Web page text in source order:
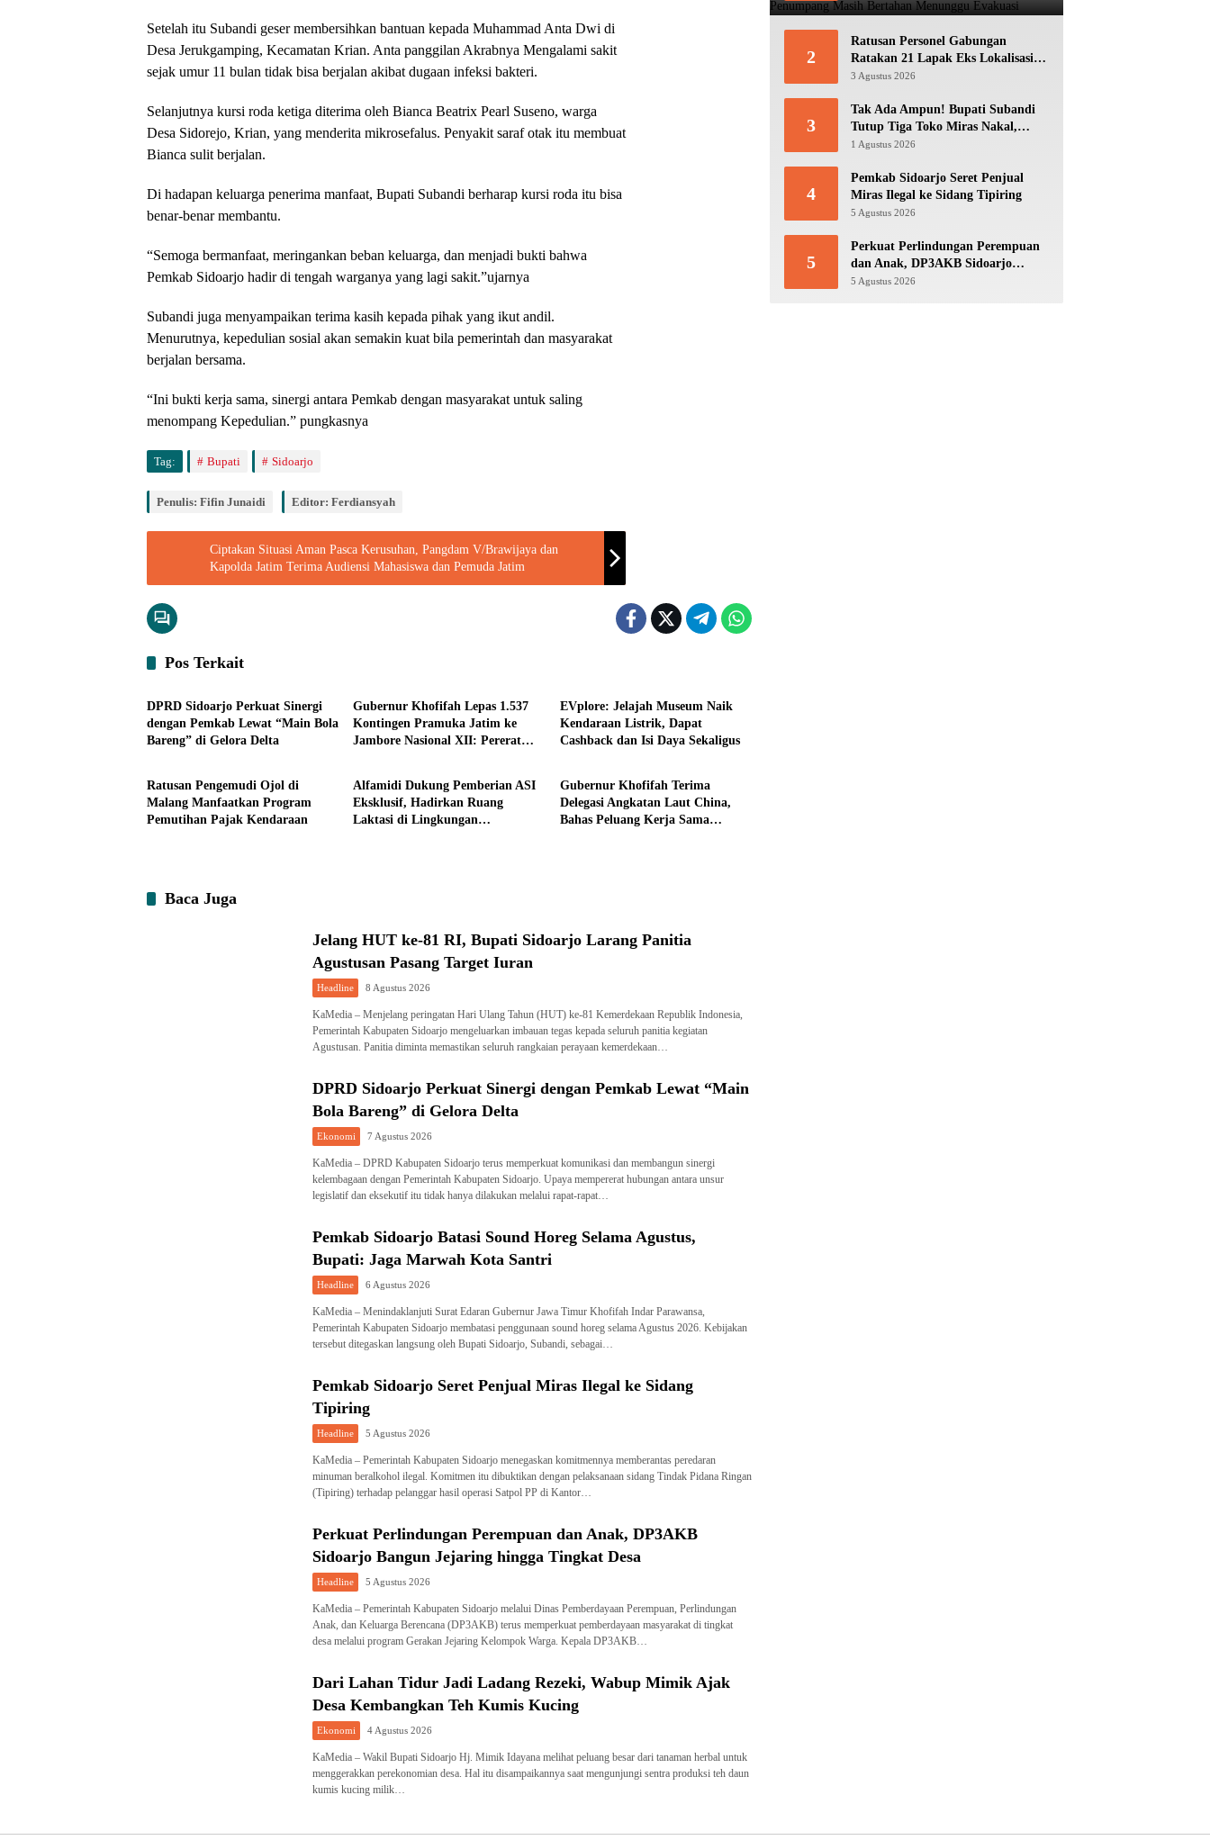
Setelah itu Subandi geser membersihkan bantuan kepada Muhammad Anta Dwi di
Desa Jerukgamping, Kecamatan Krian. Anta panggilan Akrabnya Mengalami sakit
sejak umur 11 bulan tidak bisa berjalan akibat dugaan infeksi bakteri.
Selanjutnya kursi roda ketiga diterima oleh Bianca Beatrix Pearl Suseno, warga
Desa Sidorejo, Krian, yang menderita mikrosefalus. Penyakit saraf otak itu membuat
Bianca sulit berjalan.
Di hadapan keluarga penerima manfaat, Bupati Subandi berharap kursi roda itu bisa
benar-benar membantu.
“Semoga bermanfaat, meringankan beban keluarga, dan menjadi bukti bahwa
Pemkab Sidoarjo hadir di tengah warganya yang lagi sakit.”ujarnya
Subandi juga menyampaikan terima kasih kepada pihak yang ikut andil.
Menurutnya, kepedulian sosial akan semakin kuat bila pemerintah dan masyarakat
berjalan bersama.
“Ini bukti kerja sama, sinergi antara Pemkab dengan masyarakat untuk saling
menompang Kepedulian.” pungkasnya
Tag: Bupati Sidoarjo
Penulis: Fifin Junaidi Editor: Ferdiansyah
Ciptakan Situasi Aman Pasca Kerusuhan, Pangdam V/Brawijaya dan
Kapolda Jatim Terima Audiensi Mahasiswa dan Pemuda Jatim
Pos Terkait
Ekonomi
DPRD Sidoarjo Perkuat Sinergi
dengan Pemkab Lewat “Main Bola
Bareng” di Gelora Delta
Gubernur Khofifah Lepas 1.537
Kontingen Pramuka Jatim ke
Jambore Nasional XII: Pererat
Nasionalisme
EVplore: Jelajah Museum Naik
Kendaraan Listrik, Dapat
Cashback dan Isi Daya Sekaligus
Ekonomi
Ratusan Pengemudi Ojol di
Malang Manfaatkan Program
Pemutihan Pajak Kendaraan
Alfamidi Dukung Pemberian ASI
Eksklusif, Hadirkan Ruang
Laktasi di Lingkungan
Gubernur Khofifah Terima
Delegasi Angkatan Laut China,
Bahas Peluang Kerja Sama
Baca Juga
Jelang HUT ke-81 RI, Bupati Sidoarjo Larang Panitia
Agustusan Pasang Target Iuran
Headline 8 Agustus 2026
KaMedia – Menjelang peringatan Hari Ulang Tahun (HUT) ke-81 Kemerdekaan Republik Indonesia,
Pemerintah Kabupaten Sidoarjo mengeluarkan imbauan tegas kepada seluruh panitia kegiatan
Agustusan. Panitia diminta memastikan seluruh rangkaian perayaan kemerdekaan…
DPRD Sidoarjo Perkuat Sinergi dengan Pemkab Lewat “Main
Bola Bareng” di Gelora Delta
Ekonomi 7 Agustus 2026
KaMedia – DPRD Kabupaten Sidoarjo terus memperkuat komunikasi dan membangun sinergi
kelembagaan dengan Pemerintah Kabupaten Sidoarjo. Upaya mempererat hubungan antara unsur
legislatif dan eksekutif itu tidak hanya dilakukan melalui rapat-rapat…
Pemkab Sidoarjo Batasi Sound Horeg Selama Agustus,
Bupati: Jaga Marwah Kota Santri
Headline 6 Agustus 2026
KaMedia – Menindaklanjuti Surat Edaran Gubernur Jawa Timur Khofifah Indar Parawansa,
Pemerintah Kabupaten Sidoarjo membatasi penggunaan sound horeg selama Agustus 2026. Kebijakan
tersebut ditegaskan langsung oleh Bupati Sidoarjo, Subandi, sebagai…
Pemkab Sidoarjo Seret Penjual Miras Ilegal ke Sidang
Tipiring
Headline 5 Agustus 2026
KaMedia – Pemerintah Kabupaten Sidoarjo menegaskan komitmennya memberantas peredaran
minuman beralkohol ilegal. Komitmen itu dibuktikan dengan pelaksanaan sidang Tindak Pidana Ringan
(Tipiring) terhadap pelanggar hasil operasi Satpol PP di Kantor…
Perkuat Perlindungan Perempuan dan Anak, DP3AKB
Sidoarjo Bangun Jejaring hingga Tingkat Desa
Headline 5 Agustus 2026
KaMedia – Pemerintah Kabupaten Sidoarjo melalui Dinas Pemberdayaan Perempuan, Perlindungan
Anak, dan Keluarga Berencana (DP3AKB) terus memperkuat pemberdayaan masyarakat di tingkat
desa melalui program Gerakan Jejaring Kelompok Warga. Kepala DP3AKB…
Dari Lahan Tidur Jadi Ladang Rezeki, Wabup Mimik Ajak
Desa Kembangkan Teh Kumis Kucing
Ekonomi 4 Agustus 2026
KaMedia – Wakil Bupati Sidoarjo Hj. Mimik Idayana melihat peluang besar dari tanaman herbal untuk
menggerakkan perekonomian desa. Hal itu disampaikannya saat mengunjungi sentra produksi teh daun
kumis kucing milik…
Evakuasi
2
Ratusan Personel Gabungan
Ratakan 21 Lapak Eks Lokalisasi
Krengseng
3 Agustus 2026
3
Tak Ada Ampun! Bupati Subandi
Tutup Tiga Toko Miras Nakal,
Ratusan Botol Disita
1 Agustus 2026
4
Pemkab Sidoarjo Seret Penjual
Miras Ilegal ke Sidang Tipiring
5 Agustus 2026
5
Perkuat Perlindungan Perempuan
dan Anak, DP3AKB Sidoarjo
Bangun Jejaring hingga Tingkat
5 Agustus 2026